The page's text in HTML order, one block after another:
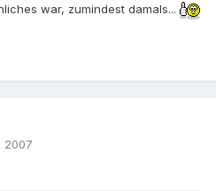
war, zumindest damals...
2007